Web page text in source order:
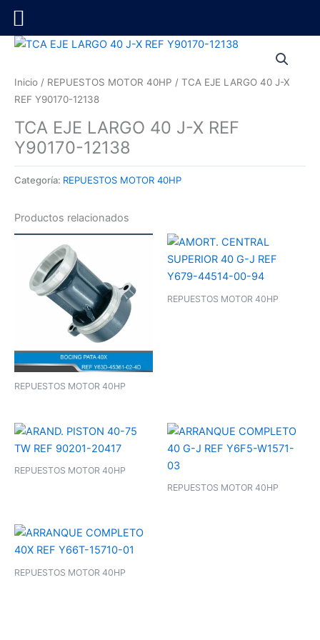
contenido
Inicio / REPUESTOS MOTOR 40HP / TCA EJE LARGO 40 J-X
REF Y90170-12138
TCA EJE LARGO 40 J-X REF
Y90170-12138
Categoría: REPUESTOS MOTOR 40HP
Productos relacionados
REPUESTOS MOTOR 40HP
REPUESTOS MOTOR 40HP
REPUESTOS MOTOR 40HP
REPUESTOS MOTOR 40HP
REPUESTOS MOTOR 40HP